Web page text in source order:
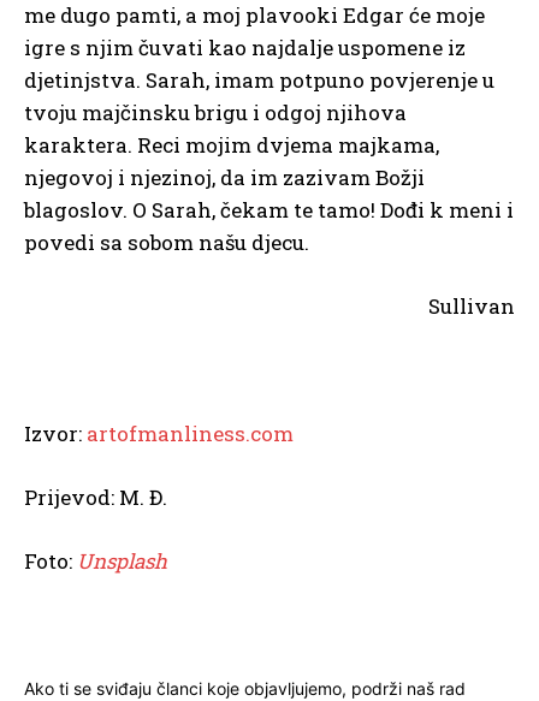
me dugo pamti, a moj plavooki Edgar će moje
igre s njim čuvati kao najdalje uspomene iz
djetinjstva. Sarah, imam potpuno povjerenje u
tvoju majčinsku brigu i odgoj njihova
karaktera. Reci mojim dvjema majkama,
njegovoj i njezinoj, da im zazivam Božji
blagoslov. O Sarah, čekam te tamo! Dođi k meni i
povedi sa sobom našu djecu.
Sullivan
Izvor: artofmanliness.com
Prijevod: M. Đ.
Foto: Unsplash
Ako ti se sviđaju članci koje objavljujemo, podrži naš rad